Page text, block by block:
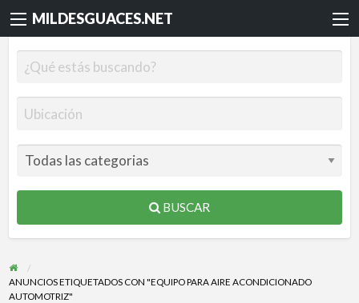
MILDESGUACES.NET
BUSCAR
ANUNCIOS ETIQUETADOS CON "EQUIPO PARA AIRE ACONDICIONADO
AUTOMOTRIZ"